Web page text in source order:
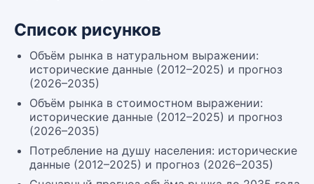
Список рисунков
Объём рынка в натуральном выражении:
исторические данные (2012–2025) и прогноз
(2026–2035)
Объём рынка в стоимостном выражении:
исторические данные (2012–2025) и прогноз
(2026–2035)
Потребление на душу населения: исторические
данные (2012–2025) и прогноз (2026–2035)